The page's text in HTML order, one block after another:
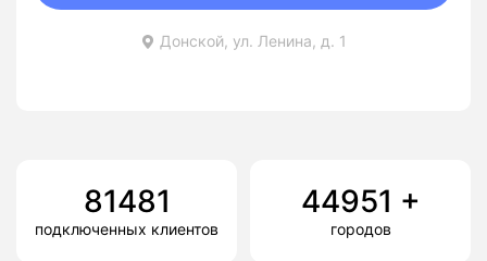
Донской, ул. Ленина, д. 1
81481
подключенных клиентов
44951 +
городов